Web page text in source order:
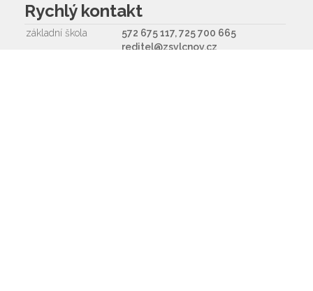
Rychlý kontakt
základní škola
572 675 117, 725 700 665
reditel@zsvlcnov.cz